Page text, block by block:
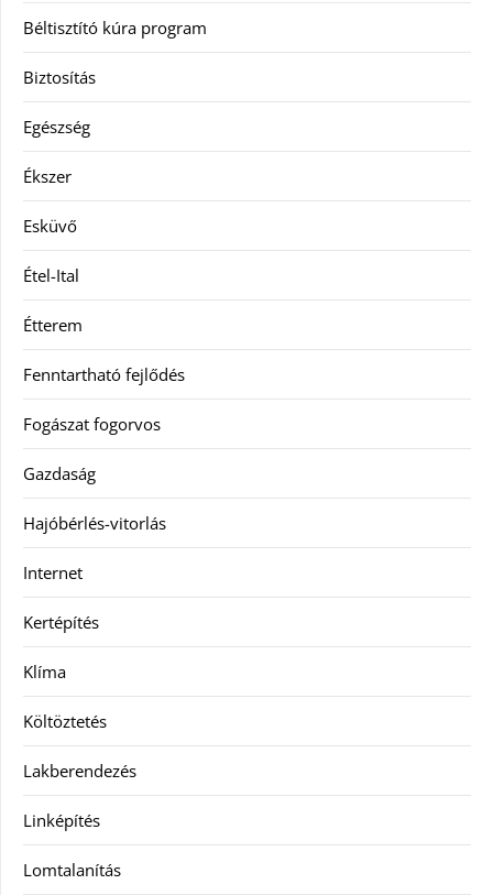
Béltisztító kúra program
Biztosítás
Egészség
Ékszer
Esküvő
Étel-Ital
Étterem
Fenntartható fejlődés
Fogászat fogorvos
Gazdaság
Hajóbérlés-vitorlás
Internet
Kertépítés
Klíma
Költöztetés
Lakberendezés
Linképítés
Lomtalanítás